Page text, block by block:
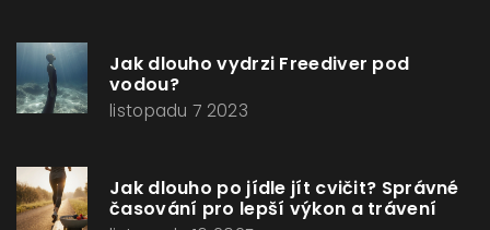
Jak dlouho vydrzi Freediver pod
vodou?
listopadu 7 2023
Jak dlouho po jídle jít cvičit? Správné
časování pro lepší výkon a trávení